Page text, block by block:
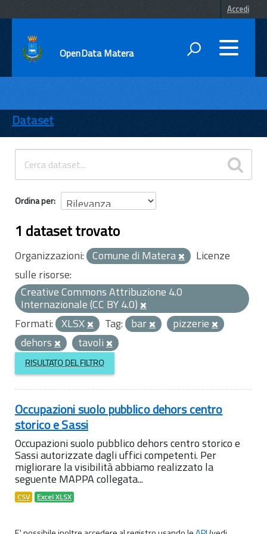
Accedi
OpenData Matera
ENTI
TEMI
INFORMAZIONI
Dataset
Ordina per
1 dataset trovato
Organizzazioni: Comune di Matera
Licenze
sulle risorse:
Creative Commons Attribuzione 4.0
Internazionale (CC BY 4.0)
Formati: XLSX Tag: bar
pizzerie
dehors
tavoli
RISULTATO DEL FILTRO
Occupazioni suolo pubblico dehors centro
storico e Sassi
Occupazioni suolo pubblico dehors centro storico e
Sassi autorizzate dagli uffici competenti. Per
migliorare la visibilità abbiamo realizzato la
seguente MAPPA collegata...
CSV Excel XLSX